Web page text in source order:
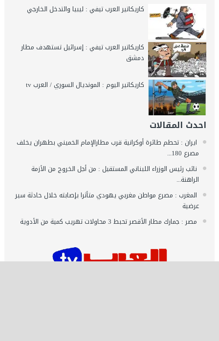
كاريكاتير العرب تيفي : ليبيا والتدخل الخارجي
كاريكاتير العرب تيفي : إسرائيل تستهدف مطار
دمشق
كاريكاتير اليوم : المونديال السوري / العرب tv
احدث المقالات
ايران : تحطم طائرة أوكرانية قرب مطارالإمام الخميني بطهران يخلف
مصرع 180...
نائب رئيس الوزراء اللبناني المستقيل : من أجل الخروج من الأزمة
الراهنة...
المغرب : مصرع مواطن مغربي يهودي متأثرا بإصابته خلال حادثة سير
عرضية
مصر : جمارك مطار الأقصر تحبط 3 محاولات تهريب كمية من الأدوية